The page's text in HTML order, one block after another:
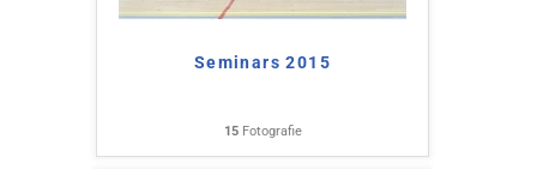
Seminars 2015
15Fotografie